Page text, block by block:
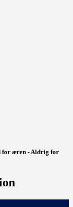
for æren - Aldrig for